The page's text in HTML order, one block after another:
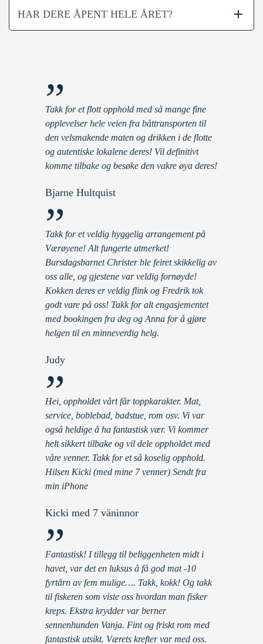
HAR DERE ÅPENT HELE ÅRET?
”
Takk for et flott opphold med så mange fine
opplevelser hele veien fra båttransporten til
den velsmakende maten og drikken i de flotte
og autentiske lokalene deres! Vil definitivt
komme tilbake og besøke den vakre øya deres!
Bjarne Hultquist
”
Takk for et veldig hyggelig arrangement på
Værøyene! Alt fungerte utmerket!
Bursdagsbarnet Christer ble feiret skikkelig av
oss alle, og gjestene var veldig fornøyde!
Kokken deres er veldig flink og Fredrik tok
godt vare på oss! Takk for alt engasjementet
med bookingen fra deg og Anna for å gjøre
helgen til en minneverdig helg.
Judy
”
Hei, oppholdet vårt får toppkarakter. Mat,
service, boblebad, badstue, rom osv. Vi var
også heldige å ha fantastisk vær. Vi kommer
helt sikkert tilbake og vil dele oppholdet med
våre venner. Takk for et så koselig opphold.
Hilsen Kicki (med mine 7 venner) Sendt fra
min iPhone
Kicki med 7 väninnor
”
Fantastisk! I tillegg til beliggenheten midt i
havet, var det en luksus å få god mat -10
fyrtårn av fem mulige…. Takk, kokk! Og takk
til fiskeren som viste oss hvordan man fisker
kreps. Ekstra krydder var berner
sennenhunden Vanja. Fint og friskt rom med
fantastisk utsikt. Værets krefter var med oss.